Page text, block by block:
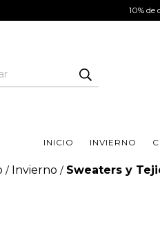
10%
INICIO INVIERNO
/ Invierno / Sweaters y